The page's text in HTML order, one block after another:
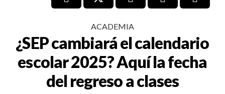
ACADEMIA
¿SEP cambiará el calendario
escolar 2025? Aquí la fecha
del regreso a clases